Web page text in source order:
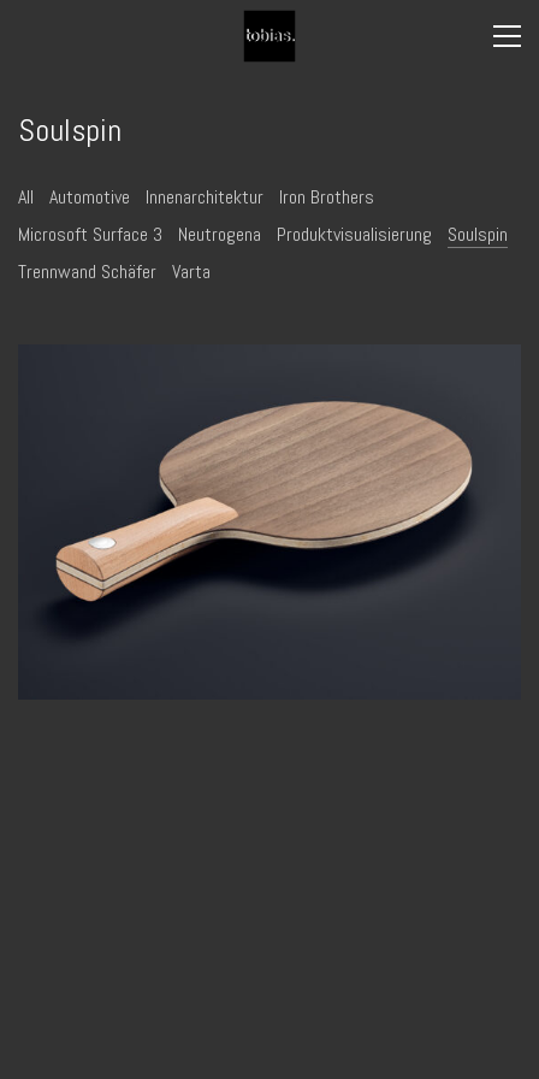
Soulspin
All Automotive Innenarchitektur
Iron Brothers
Microsoft Surface 3
Neutrogena Produktvisualisierung
Soulspin
Trennwand Schäfer
Varta